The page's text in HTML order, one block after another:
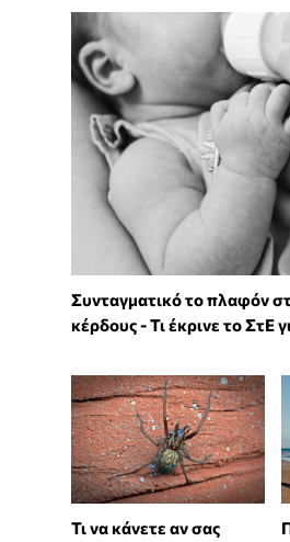
Συνταγματικό το πλαφόν
κέρδους - Τι έκρινε το ΣτΕ
Τι να κάνετε αν σας